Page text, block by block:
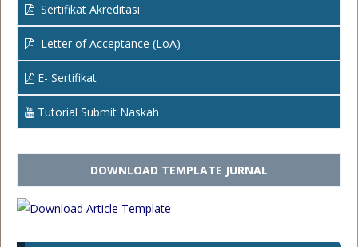
Sertifikat Akreditasi
Letter of Acceptance (LoA)
E- Sertifikat
Tutorial Submit Naskah
DOWNLOAD TEMPLATE JURNAL